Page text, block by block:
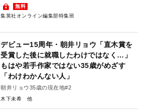
無料
集英社オンライン編集部特集班
デビュー15周年・朝井リョウ「直木賞を
受賞した後に就職したわけではなく…」
もはや若手作家ではない35歳がめざす
「わけわかんない人」
朝井リョウ35歳の現在地#2
木下未希